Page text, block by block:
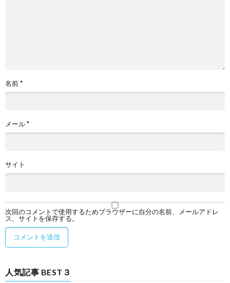
名前*
メール*
サイト
次回のコメントで使用するためブラウザーに自分の名前、メールアドレ
ス、サイトを保存する。
人気記事 BEST３